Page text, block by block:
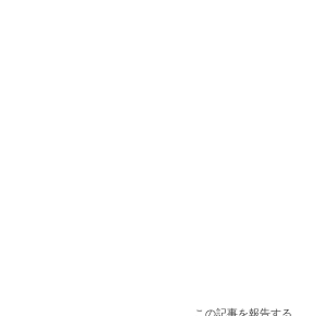
この記事を報告する